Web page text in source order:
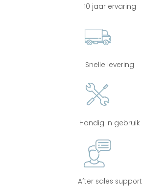
10 jaar ervaring
Snelle levering
Handig in gebruik
After sales support